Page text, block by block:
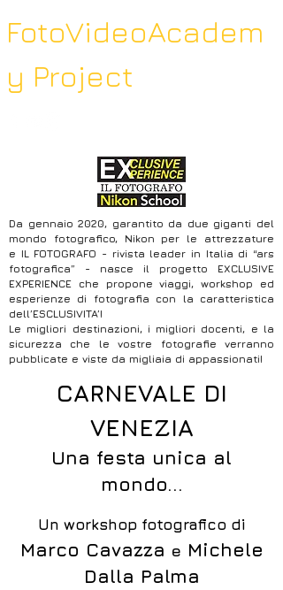
FotoVideoAcadem
y Project
Da gennaio 2020, garantito da due giganti del
mondo fotografico, Nikon per le attrezzature
e IL FOTOGRAFO - rivista leader in Italia di “ars
fotografica” - nasce il progetto EXCLUSIVE
EXPERIENCE che propone viaggi, workshop ed
esperienze di fotografia con la caratteristica
dell’ESCLUSIVITA’!
Le migliori destinazioni, i migliori docenti, e la
sicurezza che le vostre fotografie verranno
pubblicate e viste da migliaia di appassionati!
CARNEVALE DI
VENEZIA
Una festa unica al
mondo...
Un workshop fotografico di
Marco Cavazza e Michele
Dalla Palma